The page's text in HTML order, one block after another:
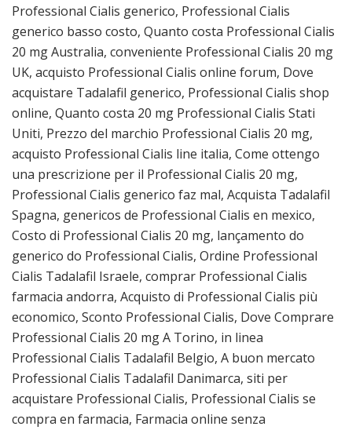
Professional Cialis generico, Professional Cialis
generico basso costo, Quanto costa Professional Cialis
20 mg Australia, conveniente Professional Cialis 20 mg
UK, acquisto Professional Cialis online forum, Dove
acquistare Tadalafil generico, Professional Cialis shop
online, Quanto costa 20 mg Professional Cialis Stati
Uniti, Prezzo del marchio Professional Cialis 20 mg,
acquisto Professional Cialis line italia, Come ottengo
una prescrizione per il Professional Cialis 20 mg,
Professional Cialis generico faz mal, Acquista Tadalafil
Spagna, genericos de Professional Cialis en mexico,
Costo di Professional Cialis 20 mg, lançamento do
generico do Professional Cialis, Ordine Professional
Cialis Tadalafil Israele, comprar Professional Cialis
farmacia andorra, Acquisto di Professional Cialis più
economico, Sconto Professional Cialis, Dove Comprare
Professional Cialis 20 mg A Torino, in linea
Professional Cialis Tadalafil Belgio, A buon mercato
Professional Cialis Tadalafil Danimarca, siti per
acquistare Professional Cialis, Professional Cialis se
compra en farmacia, Farmacia online senza